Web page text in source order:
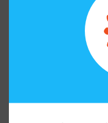
La distribución,
de los contenidos y
autorizado por el titular
El
caso la existencia de
propietario del sitio web
o servicios. Aquellas